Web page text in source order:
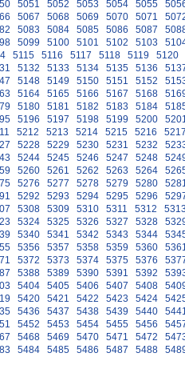
5051 5052 5053 5054 5055
5067 5068 5069 5070 5071
5083 5084 5085 5086 5087
5099 5100 5101 5102 5103
5115 5116 5117 5118 5119
5120
5132 5133 5134 5135 5136
5148 5149 5150 5151 5152
5164 5165 5166 5167 5168
5180 5181 5182 5183 5184
5196 5197 5198 5199 5200
5212 5213 5214 5215 5216
5228 5229 5230 5231 5232
5244 5245 5246 5247 5248
5260 5261 5262 5263 5264
5276 5277 5278 5279 5280
5292 5293 5294 5295 5296
5308 5309 5310 5311 5312
5324 5325 5326 5327 5328
5340 5341 5342 5343 5344
5356 5357 5358 5359 5360
5372 5373 5374 5375 5376
5388 5389 5390 5391 5392
5404 5405 5406 5407 5408
5420 5421 5422 5423 5424
5436 5437 5438 5439 5440
5452 5453 5454 5455 5456
5468 5469 5470 5471 5472
5484 5485 5486 5487 5488